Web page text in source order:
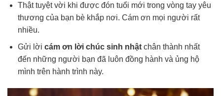
Thật tuyệt vời khi được đón tuổi mới trong vòng tay yêu
thương của bạn bè khắp nơi. Cám ơn mọi người rất
nhiều.
Gửi lời cám ơn lời chúc sinh nhậtchân thành nhất
đến những người bạn đã luôn đồng hành và ủng hộ
mình trên hành trình này.